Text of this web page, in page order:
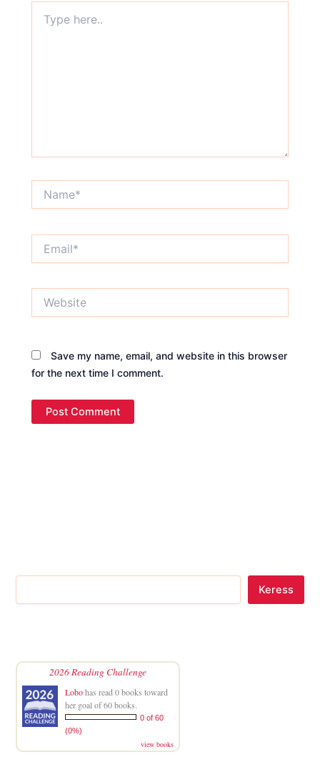
here..
Save my name, email, and website in this browser
for the next time I comment.
Keress
2026 Reading Challenge
Lobohas read 0 books toward
her goal of 60 books.
0 of 60
(0%)
view books